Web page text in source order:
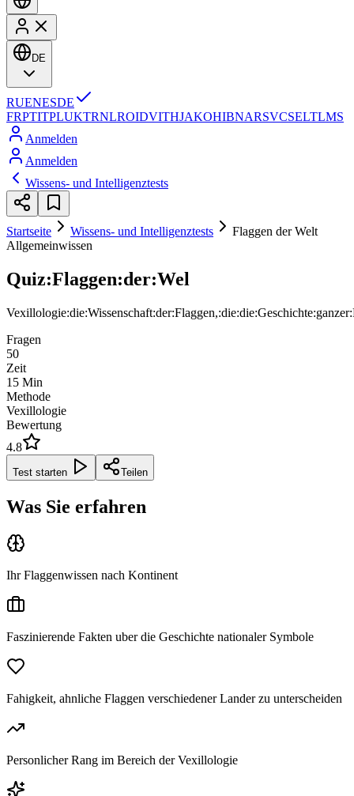
DE
RUENESDE
FRPTITPLUKTRNLROIDVITHJAKOHIBNARSVCSELTLMS
Anmelden
Anmelden
Wissens- und Intelligenztests
Startseite Wissens- und Intelligenztests
Flaggen der Welt
Allgemeinwissen
Quiz:Flaggen:der:Wel
Fragen
50
Zeit
15 Min
Methode
Vexillologie
Bewertung
4.8
Test starten Teilen
Was Sie erfahren
Ihr Flaggenwissen nach Kontinent
Faszinierende Fakten uber die Geschichte nationaler Symbole
Fahigkeit, ahnliche Flaggen verschiedener Lander zu unterscheiden
Personlicher Rang im Bereich der Vexillologie